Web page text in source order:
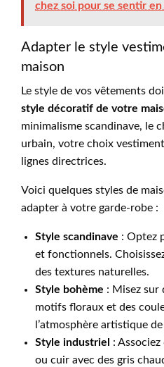
chez soi pour se sentir en
Adapter le style
maison
Le style de vos vêtements
style décoratif de votre
minimalisme scandinave, le
urbain, votre choix
lignes directrices.
Voici quelques styles de
adapter à votre garde-robe :
Style scandinave : Optez
et fonctionnels.
des textures naturelles.
Style bohème : Misez sur
motifs floraux et des
l’atmosphère artistique
Style industriel
:
ou cuir avec des gris